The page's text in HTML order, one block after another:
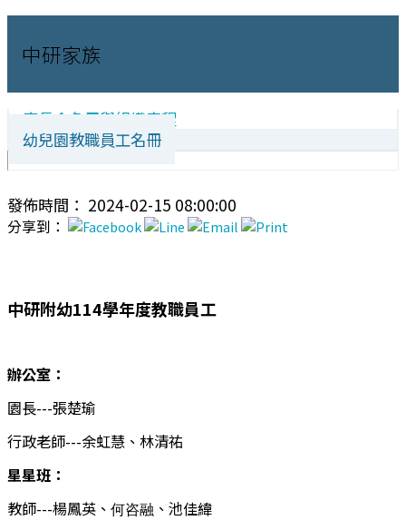
中研家族
家長會名冊與組織章程
幼兒園教職員工名冊
發佈時間： 2024-02-15 08:00:00
分享到：
中研附幼114學年度教職員工
辦公室：
園長---張楚瑜
行政老師---余虹慧、林清祐
星星班：
教師---楊鳳英、 何咨融 、池佳緯